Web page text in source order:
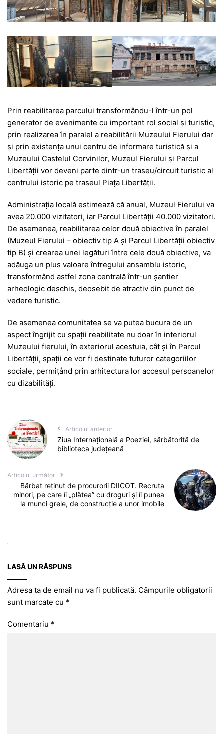
Prin reabilitarea parcului transformându-l într-un pol
generator de evenimente cu important rol social și turistic,
prin realizarea în paralel a reabilitării Muzeului Fierului dar
și prin existența unui centru de informare turistică și a
Muzeului Castelul Corvinilor, Muzeul Fierului și Parcul
Libertății vor deveni parte dintr-un traseu/circuit turistic al
centrului istoric pe traseul Piața Libertății.
Administrația locală estimează că anual, Muzeul Fierului va
avea 20.000 vizitatori, iar Parcul Libertății 40.000 vizitatori.
De asemenea, reabilitarea celor două obiective în paralel
(Muzeul Fierului – obiectiv tip A și Parcul Libertății obiectiv
tip B) și crearea unei legături între cele două obiective, va
adăuga un plus valoare întregului ansamblu istoric,
transformând astfel zona centrală într-un șantier
arheologic deschis, deosebit de atractiv din punct de
vedere turistic.
De asemenea comunitatea se va putea bucura de un
aspect îngrijit cu spații reabilitate nu doar în interiorul
Muzeului fierului, în exteriorul acestuia, cât și în Parcul
Libertății, spații ce vor fi destinate tuturor categoriilor
sociale, permițând prin arhitectura lor accesul persoanelor
cu dizabilități.
Articolul anterior
Ziua Internațională a Poeziei, sărbătorită de
biblioteca județeană
Articolul următor
Bărbat reținut de procurorii DIICOT. Recruta
minori, pe care îi „plătea” cu droguri și îi punea
la munci grele, de construcție a unor imobile
LASĂ UN RĂSPUNS
Adresa ta de email nu va fi publicată. Câmpurile obligatorii
sunt marcate cu *
Comentariu *